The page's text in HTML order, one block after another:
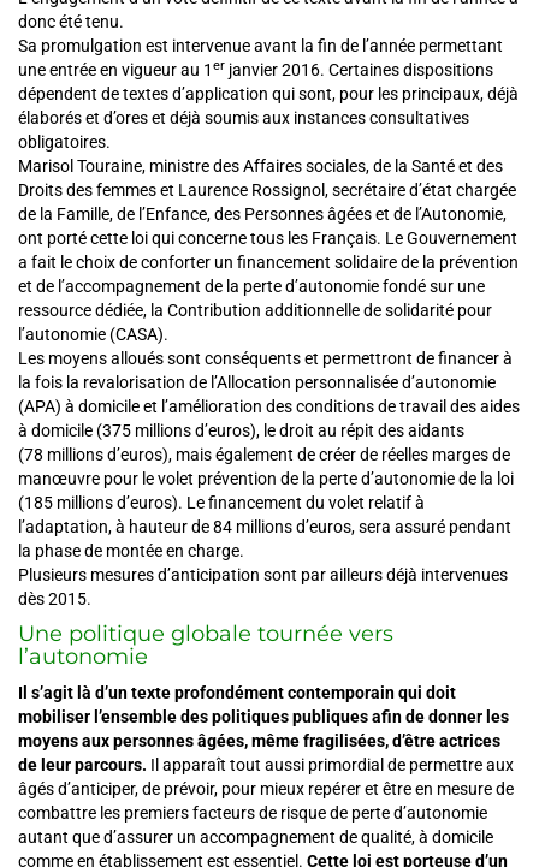
donc été tenu.
Sa promulgation est intervenue avant la fin de l’année permettant
une entrée en vigueur au 1 er janvier 2016. Certaines dispositions
dépendent de textes d’application qui sont, pour les principaux, déjà
élaborés et d’ores et déjà soumis aux instances consultatives
obligatoires.
Marisol Touraine, ministre des Affaires sociales, de la Santé et des
Droits des femmes et Laurence Rossignol, secrétaire d’état chargée
de la Famille, de l’Enfance, des Personnes âgées et de l’Autonomie,
ont porté cette loi qui concerne tous les Français. Le Gouvernement
a fait le choix de conforter un financement solidaire de la prévention
et de l’accompagnement de la perte d’autonomie fondé sur une
ressource dédiée, la Contribution additionnelle de solidarité pour
l’autonomie (CASA).
Les moyens alloués sont conséquents et permettront de financer à
la fois la revalorisation de l’Allocation personnalisée d’autonomie
(APA) à domicile et l’amélioration des conditions de travail des aides
à domicile (375 millions d’euros), le droit au répit des aidants
(78 millions d’euros), mais également de créer de réelles marges de
manœuvre pour le volet prévention de la perte d’autonomie de la loi
(185 millions d’euros). Le financement du volet relatif à
l’adaptation, à hauteur de 84 millions d’euros, sera assuré pendant
la phase de montée en charge.
Plusieurs mesures d’anticipation sont par ailleurs déjà intervenues
dès 2015.
Une politique globale tournée vers
l’autonomie
Il s’agit là d’un texte profondément contemporain qui doit
mobiliser l’ensemble des politiques publiques afin de donner les
moyens aux personnes âgées, même fragilisées, d’être actrices
de leur parcours. Il apparaît tout aussi primordial de permettre aux
âgés d’anticiper, de prévoir, pour mieux repérer et être en mesure de
combattre les premiers facteurs de risque de perte d’autonomie
autant que d’assurer un accompagnement de qualité, à domicile
comme en établissement est essentiel. Cette loi est porteuse d’un